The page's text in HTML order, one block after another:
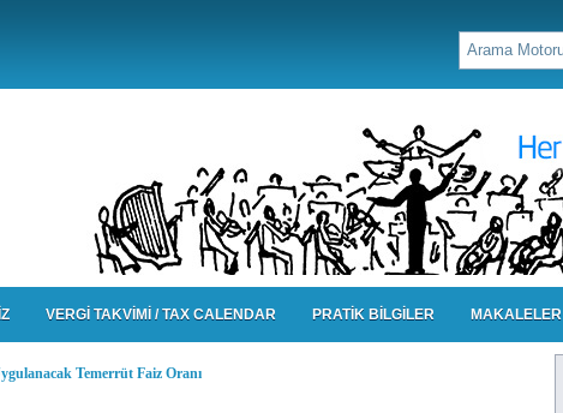
VERGİ TAKVİMİ / TAX CALENDAR PRATİK BİLGİLER MAKALELER
Temerrüt Faiz Oranı